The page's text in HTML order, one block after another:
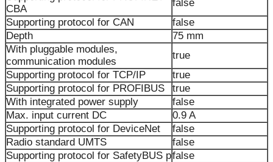
CBA
false
Supporting protocol for CAN
false
Depth
75 mm
With pluggable modules,
communication modules
true
Supporting protocol for TCP/IP
true
Supporting protocol for PROFIBUS
true
With integrated power supply
false
Max. input current DC
0.9 A
Supporting protocol for DeviceNet
false
Radio standard UMTS
false
Supporting protocol for SafetyBUS pfalse